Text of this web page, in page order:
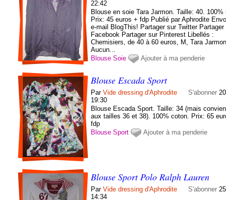
22:42
Blouse en soie Tara Jarmon. Taille: 40. 100%
Prix: 45 euros + fdp Publié par Aphrodite
e-mail BlogThis! Partager sur Twitter Partager
Facebook Partager sur Pinterest Libellés :
Chemisiers, de 40 à 60 euros, M, Tara
Aucun...
Blouse Soie Ajouter à ma penderie
Blouse Escada Sport
ParVide dressing d'Aphrodite S'abonner
19:30
Blouse Escada Sport. Taille: 34 (mais
aux tailles 36 et 38). 100% coton. Prix: 65
fdp
Blouse Sport Ajouter à ma penderie
Blouse Sport Polo Ralph Lauren
ParVide dressing d'Aphrodite S'abonner
14:34